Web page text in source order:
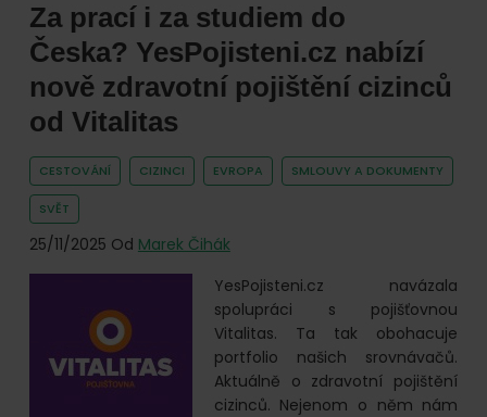
Vyberte
nejlevnější
pojištění
online.
Za prací i za studiem do
Česka? YesPojisteni.cz nabízí
nově zdravotní pojištění cizinců
od Vitalitas
CESTOVÁNÍ CIZINCI EVROPA SMLOUVY A DOKUMENTY
SVĚT
25/11/2025 Od Marek Čihák
YesPojisteni.cz navázala
spolupráci s pojišťovnou
Vitalitas. Ta tak obohacuje
portfolio našich srovnávačů.
Aktuálně o zdravotní pojištění
cizinců. Nejenom o něm nám